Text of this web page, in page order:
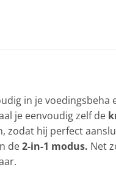
in je voedingsbeha
je eenvoudig zelf de
zodat hij perfect
de2-in-1 modus. Net